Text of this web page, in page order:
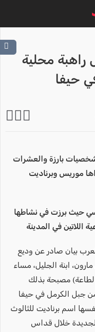
راهبة محلية
حيفا
بارزة والعشرات
موريس وبرناديت
حيث برزت في نشاطها
اللاتين في المدينة
بيان صادر عن وديع
ابنة الجليل، مساء
مصبحة بذلك
من جبل الكرمل في حيفا
اسم برناديت للثالوث
خلال قداس